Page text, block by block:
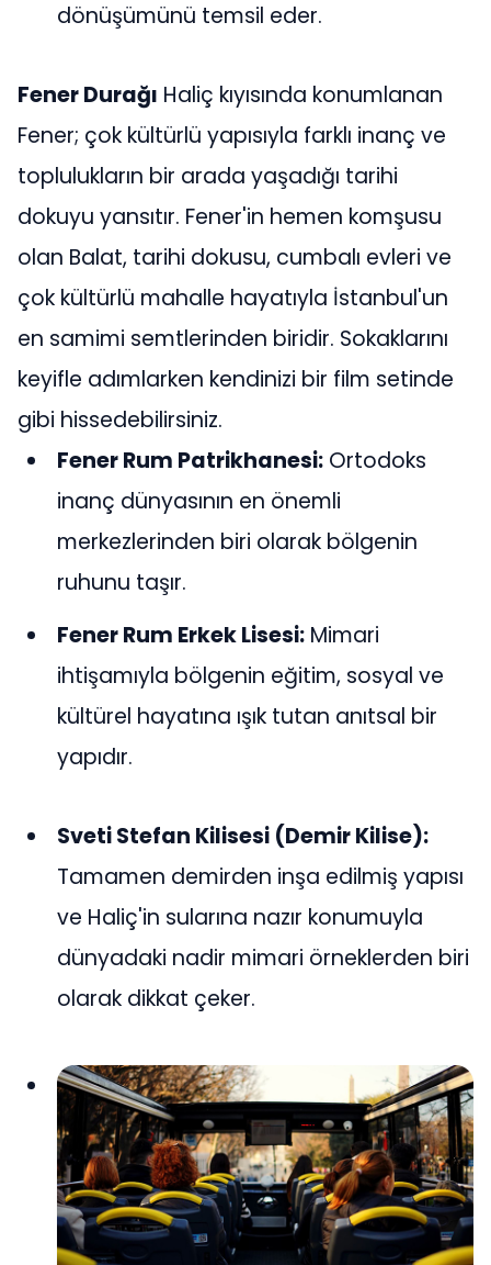
dönüşümünü temsil eder.
Fener Durağı Haliç kıyısında konumlanan
Fener; çok kültürlü yapısıyla farklı inanç ve
toplulukların bir arada yaşadığı tarihi
dokuyu yansıtır. Fener'in hemen komşusu
olan Balat, tarihi dokusu, cumbalı evleri ve
çok kültürlü mahalle hayatıyla İstanbul'un
en samimi semtlerinden biridir. Sokaklarını
keyifle adımlarken kendinizi bir film setinde
gibi hissedebilirsiniz.
Fener Rum Patrikhanesi: Ortodoks
inanç dünyasının en önemli
merkezlerinden biri olarak bölgenin
ruhunu taşır.
Fener Rum Erkek Lisesi: Mimari
ihtişamıyla bölgenin eğitim, sosyal ve
kültürel hayatına ışık tutan anıtsal bir
yapıdır.
Sveti Stefan Kilisesi (Demir Kilise):
Tamamen demirden inşa edilmiş yapısı
ve Haliç'in sularına nazır konumuyla
dünyadaki nadir mimari örneklerden biri
olarak dikkat çeker.